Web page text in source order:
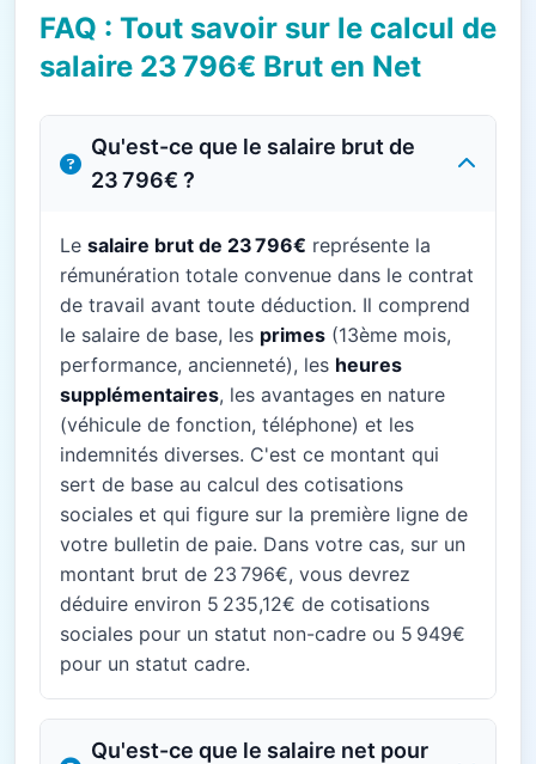
FAQ : Tout savoir sur le calcul de
salaire 23 796€ Brut en Net
Qu'est-ce que le salaire brut de
23 796€ ?
Le salaire brut de 23 796€ représente la
rémunération totale convenue dans le contrat
de travail avant toute déduction. Il comprend
le salaire de base, les primes (13ème mois,
performance, ancienneté), les heures
supplémentaires, les avantages en nature
(véhicule de fonction, téléphone) et les
indemnités diverses. C'est ce montant qui
sert de base au calcul des cotisations
sociales et qui figure sur la première ligne de
votre bulletin de paie. Dans votre cas, sur un
montant brut de 23 796€, vous devrez
déduire environ 5 235,12€ de cotisations
sociales pour un statut non-cadre ou 5 949€
pour un statut cadre.
Qu'est-ce que le salaire net pour